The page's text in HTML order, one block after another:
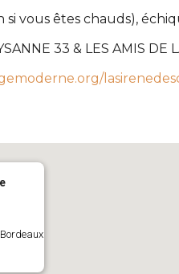
si vous êtes chauds),
33 & LES AMIS DE